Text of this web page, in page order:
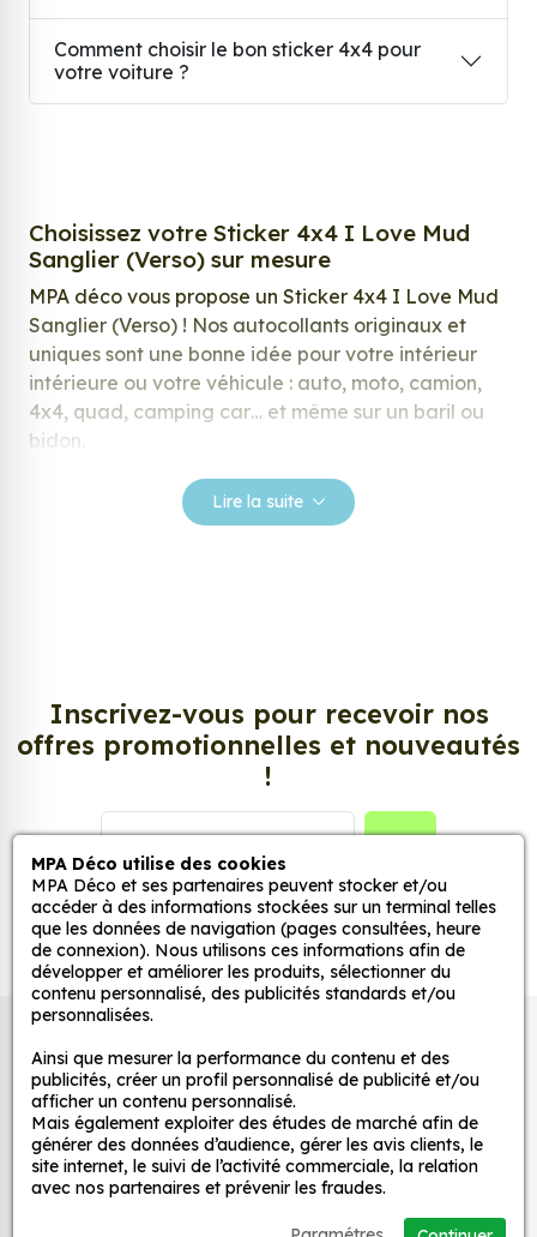
Comment choisir le bon sticker 4x4 pour
votre voiture ?
Choisissez votre Sticker 4x4 I Love Mud
Sanglier (Verso) sur mesure
MPA déco vous propose un Sticker 4x4 I Love Mud
Sanglier (Verso) ! Nos autocollants originaux et
uniques sont une bonne idée pour votre intérieur
intérieure ou votre véhicule : auto, moto, camion,
4x4, quad, camping car… et même sur un baril ou
bidon.
Nos stickers sont spécialement conçus pour
répondre à vos attentes, laissez vous inspirer parmi
Mud Sanglier (Verso), aussi connus sous le nom
d’autocollant, d’adhésifs ou de vinyle, sont
tendances et très populaires pour décorer votre
intérieur ou votre véhicule.
Personnalisez la surface de votre choix avec nos
stickers muraux et stickers véhicule. Une solution
simple et rapide qui transforme toutes surfaces
lisses, propres et non poreuses.
Grâce à notre sélection de stickers et autocollants,
d’un meuble, d’une porte et de toute autre surface,
et ce, à moindre coût et sans effort.
Quels sont les avantages de nos stickers
décoration ?
Lire la suite
Inscrivez-vous pour recevoir nos
offres promotionnelles et nouveautés
!
décoratifs
MPA Déco
MPA Déco utilise des cookies
MPA Déco et ses partenaires peuvent stocker et/ou
accéder à des informations stockées sur un terminal telles
que les données de navigation (pages consultées, heure
de connexion). Nous utilisons ces informations afin de
développer et améliorer les produits, sélectionner du
contenu personnalisé, des publicités standards et/ou
personnalisées.
Ainsi que mesurer la performance du contenu et des
publicités, créer un profil personnalisé de publicité et/ou
afficher un contenu personnalisé.
Mais également exploiter des études de marché afin de
générer des données d’audience, gérer les avis clients, le
site internet, le suivi de l’activité commerciale, la relation
avec nos partenaires et prévenir les fraudes.